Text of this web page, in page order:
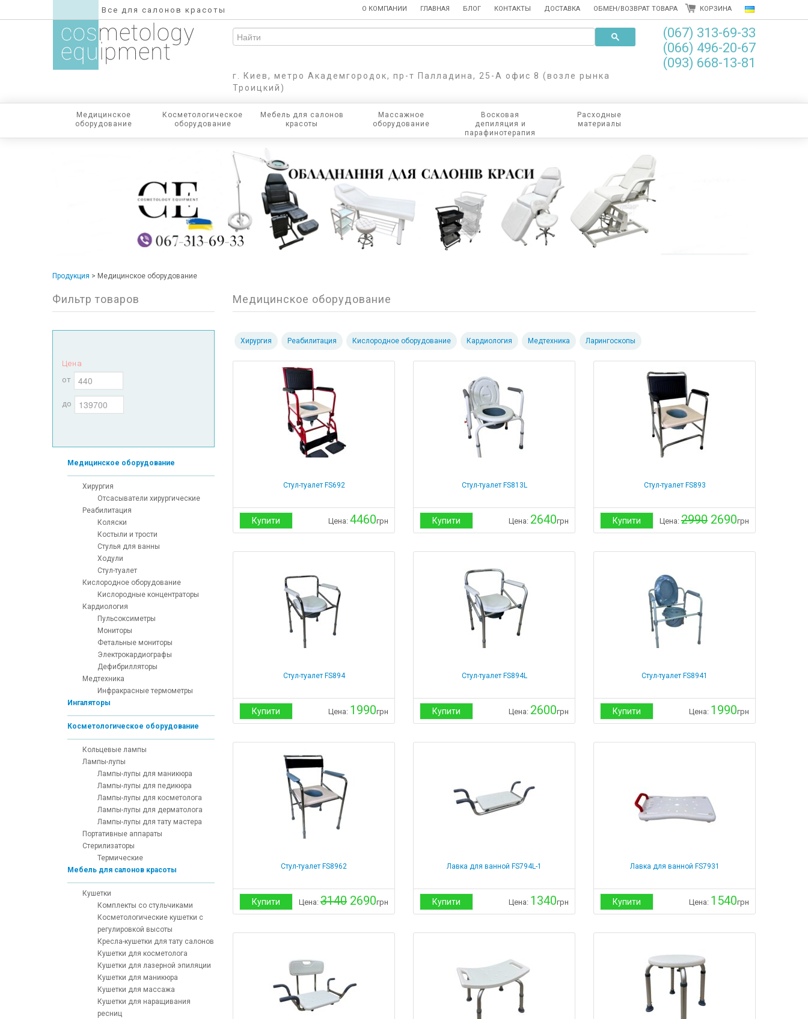
Все для салонов красоты О КОМПАНИИ ГЛАВНАЯ БЛОГ КОНТАКТЫ ДОСТАВКА ОБМЕН/ВОЗВРАТ ТОВАРА КОРЗИНА
г. Киев, метро Академгородок, пр-т Палладина, 25-А офис 8 (возле рынка
Троицкий)
(067) 313-69-33
(066) 496-20-67
(093) 668-13-81
Медицинское
оборудование
Косметологическое
оборудование
Мебель для салонов
красоты
Массажное
оборудование
Восковая
депиляция и
парафинотерапия
Расходные
материалы
Продукция > Медицинское оборудование
Фильтр товаров
Цена
от
до
Медицинское оборудование
Хирургия
Отсасыватели хирургические
Реабилитация
Коляски
Костыли и трости
Стулья для ванны
Ходули
Стул-туалет
Кислородное оборудование
Кислородные концентраторы
Кардиология
Пульсоксиметры
Мониторы
Фетальные мониторы
Электрокардиографы
Дефибрилляторы
Медтехника
Инфракрасные термометры
Ингаляторы
Косметологическое оборудование
Кольцевые лампы
Лампы-лупы
Лампы-лупы для маникюра
Лампы-лупы для педикюра
Лампы-лупы для косметолога
Лампы-лупы для дерматолога
Лампы-лупы для тату мастера
Портативные аппараты
Стерилизаторы
Термические
Мебель для салонов красоты
Кушетки
Комплекты со стульчиками
Косметологические кушетки с
регулировкой высоты
Кресла-кушетки для тату салонов
Кушетки для косметолога
Кушетки для лазерной эпиляции
Кушетки для маникюра
Кушетки для массажа
Кушетки для наращивания
ресниц
Медицинское оборудование
Хирургия Реабилитация Кислородное оборудование Кардиология Медтехника Ларингоскопы
Стул-туалет FS692
Купити Цена: 4460грн
Стул-туалет FS813L
Купити Цена: 2640грн
Стул-туалет FS893
Купити Цена: 2990 2690грн
Стул-туалет FS894
Купити Цена: 1990грн
Стул-туалет FS894L
Купити Цена: 2600грн
Стул-туалет FS8941
Купити Цена: 1990грн
Стул-туалет FS8962
Купити Цена: 3140 2690грн
Лавка для ванной FS794L-1
Купити Цена: 1340грн
Лавка для ванной FS7931
Купити Цена: 1540грн